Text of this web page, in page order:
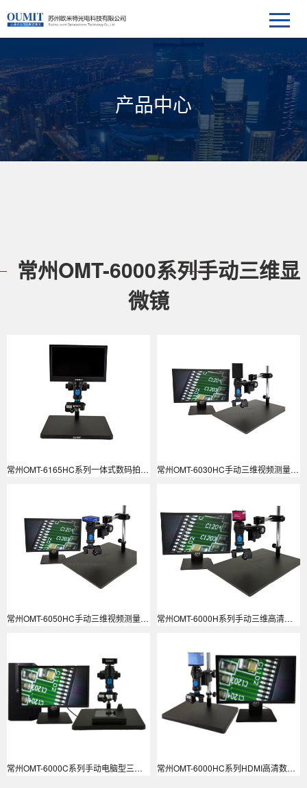
产品中心
常州OMT-6000系列手动三维显
微镜
常州OMT-6165HC系列一体式数码拍照测量手动三维显微镜 常州OMT-6030HC手动三维视频测量显微镜
常州OMT-6050HC手动三维视频测量显微镜 常州OMT-6000H系列手动三维高清视频显微镜
常州OMT-6000C系列手动电脑型三维数码视频显微镜 常州OMT-6000HC系列HDMI高清数码拍照测量手动三维显微镜